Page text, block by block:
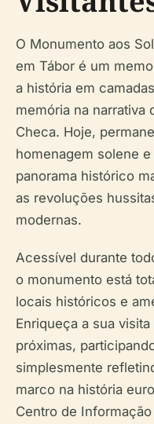
O Monumento aos
em Tábor é um
a história em
memória na narrativa
Checa. Hoje,
homenagem solene
panorama histórico
as revoluções
modernas.
Acessível durante
o monumento está
locais históricos e
Enriqueça a sua
próximas,
simplesmente
marco na história
Centro de